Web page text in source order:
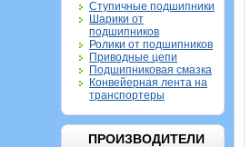
Ступичные подшипники
Шарики от
подшипников
Ролики от подшипников
Приводные цепи
Подшипниковая смазка
Конвейерная лента на
транспортеры
ПРОИЗВОДИТЕЛИ